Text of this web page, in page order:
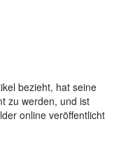
bezieht, hat seine
zu werden, und ist
online veröffentlicht